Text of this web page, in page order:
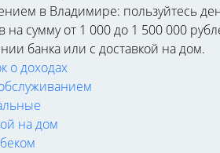
в Владимире: пользуйтесь
сумму от 1 000 до 1 500 000
банка или с доставкой на дом.
о доходах
на дом